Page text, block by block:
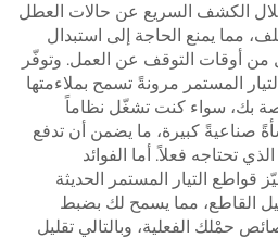
الكشف السريع عن حالات العطل
مما يمنع الحاجة إلى استبدال
من أوقات التوقف عن العمل. وتوفّر
المستمر مرونةً تسمح بملاءمتها
بك، سواء كنت تشغّل نظاماً
صناعيةً كبيرة، ما يضمن أن تدفع
تحتاجه فعلاً. أما الفوائد
قواطع التيار المستمر الحديثة
القاطع، مما يسمح لك بضبط
حمْلك الفعلية، وبالتالي تقليل